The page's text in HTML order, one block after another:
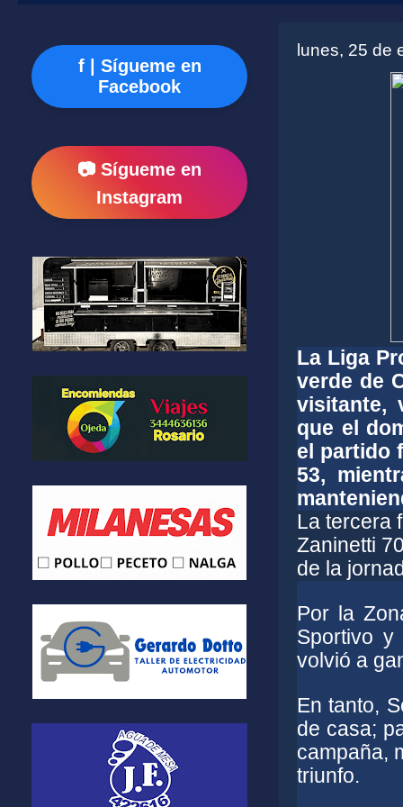
lunes, 25 de
La Liga
verde de
visitante,
que el
el partido
53,
La tercera
Zaninetti
de la
Por la
Sportivo
volvió a
En tanto,
de casa;
campaña,
triunfo.
f | Sígueme en
Facebook
📷 Sígueme en
Instagram